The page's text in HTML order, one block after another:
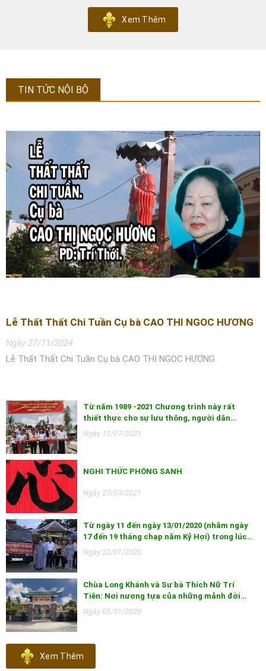
Xem Thêm
TIN TỨC NỘI BỘ
Lễ Thất Thất Chi Tuần Cụ bà CAO THI NGOC HƯƠNG
Ngày 27/11/2024
Lễ Thất Thất Chi Tuần Cụ bà CAO THI NGOC HƯƠNG
Từ năm 1989 -2021 Chương trình này rất
thiết thực cho sự lưu thông, người dân…
Ngày 12/07/2021
NGHI THỨC PHÓNG SANH
Ngày 27/03/2021
Từ ngày 11 đến ngày 13/01/2020 (nhằm ngày
17 đến 19 tháng chạp năm Kỷ Hợi) trong lúc…
Ngày 22/01/2020
Chùa Long Khánh và Sư bà Thích Nữ Trí
Tiên: Nơi nương tựa của những mảnh đời…
Ngày 05/01/2020
Xem Thêm